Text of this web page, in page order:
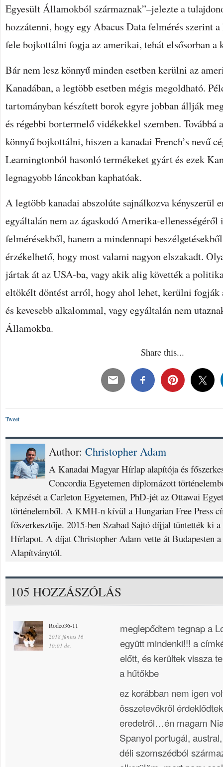
Egyesült Államokból származnak”–jelezte a
hozzátenni, hogy egy Abacus Data felmérés szerint
fele bojkottálni fogja az amerikai, tehát elsősorban
Bár nem lesz könnyű minden esetben kerülni az
Kanadában, a legtöbb esetben mégis megoldható.
tartományban készített borok egyre jobban állják
és régebbi bortermelő vidékekkel szemben. Továbbá
könnyű bojkottálni, hiszen a kanadai French’s nevű
Leamingtonból hasonló termékeket gyárt és ezek
legnagyobb láncokban kaphatóak.
A legtöbb kanadai abszolúte sajnálkozva kényszerül
egyáltalán nem az ágaskodó Amerika-ellenességéről
felmérésekből, hanem a mindennapi
érzékelhető, hogy most valami nagyon elszakadt.
jártak át az USA-ba, vagy akik alig követték a
eltökélt döntést arról, hogy ahol lehet, kerülni fogják
és kevesebb alkalommal, vagy egyáltalán nem
Államokba.
Share this...
Tweet
Author: Christopher Adam
A Kanadai Magyar Hírlap alapítója és
Concordia Egyetemen diplomázott
képzését a Carleton Egyetemen, PhD-jét az Ottawai
történelemből. A KMH-n kívül a Hungarian Free Press
főszerkesztője. 2015-ben Szabad Sajtó díjjal tüntették ki
Hírlapot. A díjat Christopher Adam vette át Budapesten a
Alapítványtól.
105 HOZZÁSZÓLÁS
Rodeo36-11
2018 június 16
10:01 de.
meglepődtem tegnap a
együtt mindenki!!! a
előtt, és kerültek vissza
a hűtőkbe
ez korábban nem igen
összetevőkről
eredetről…én magam
Spanyol portugál,
déli szomszédból